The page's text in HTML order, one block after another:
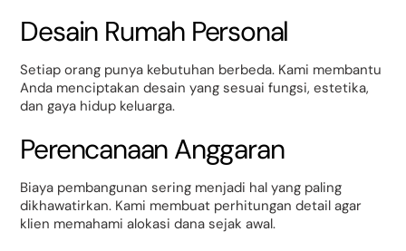
Desain Rumah Personal
Setiap orang punya kebutuhan berbeda. Kami membantu
Anda menciptakan desain yang sesuai fungsi, estetika,
dan gaya hidup keluarga.
Perencanaan Anggaran
Biaya pembangunan sering menjadi hal yang paling
dikhawatirkan. Kami membuat perhitungan detail agar
klien memahami alokasi dana sejak awal.